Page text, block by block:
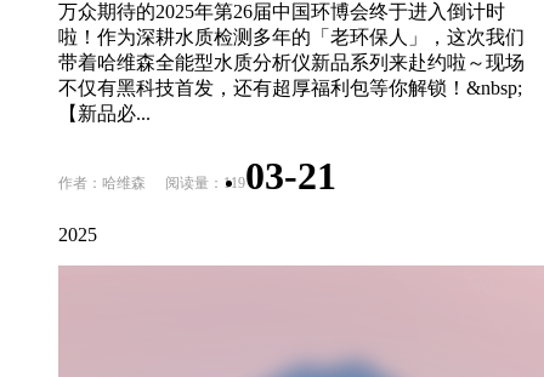
万众期待的2025年第26届中国环博会终于进入倒计时
啦！作为深耕水质检测多年的「老环保人」，这次我们
带着哈维森全能型水质分析仪新品系列来赴约啦～现场
不仅有黑科技首发，还有超厚福利包等你解锁！&nbsp;
【新品必...
作者：哈维森 阅读量：11903-21
2025